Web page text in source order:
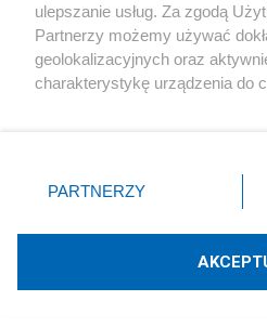
Autor: Andrzej Ro
ulepszanie usług. Za zgodą
Partnerzy możemy używać
geolokalizacyjnych oraz
charakterystykę urządzenia do
zmienić/wycofać klikając
znajdujący się w lewym dolnym
rodzaje przetwarzania danych
użytkownika, ale masz prawo
PARTNERZY